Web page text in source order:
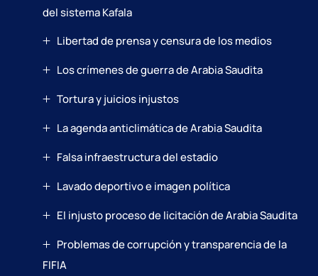
del sistema Kafala
Libertad de prensa y censura de los medios
Los crímenes de guerra de Arabia Saudita
Tortura y juicios injustos
La agenda anticlimática de Arabia Saudita
Falsa infraestructura del estadio
Lavado deportivo e imagen política
El injusto proceso de licitación de Arabia Saudita
Problemas de corrupción y transparencia de la
FIFIA